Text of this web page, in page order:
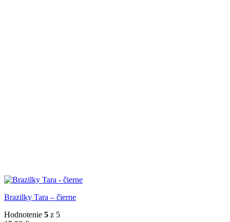
Brazilky Tara – čierne
Hodnotenie 5 z 5